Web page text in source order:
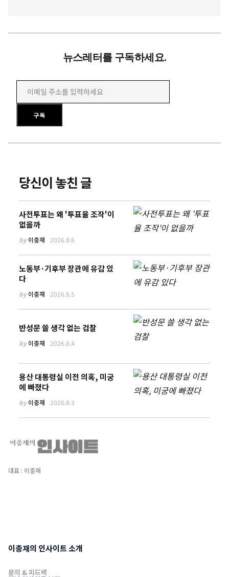
뉴스레터를 구독하세요.
이메일 주소를 입력하세요
구독
당신이 놓친 글
사전투표는 왜 '투표율 조작'이
없을까
by이충재 2026.8.6
노동부·기후부 장관에 유감 있
다
by이충재 2026.8.5
반성문 쓸 생각 없는 검찰
by이충재 2026.8.4
용산 대통령실 이전 의혹, 미궁
에 빠졌다
by이충재 2026.8.3
대표 : 이충재
이충재의 인사이트 소개
문의 & 피드백